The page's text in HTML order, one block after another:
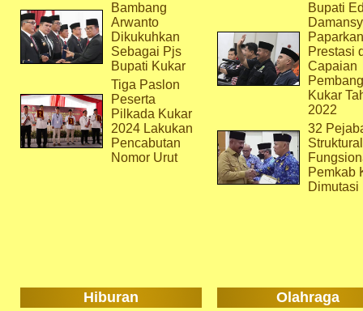
Bambang
Arwanto
Dikukuhkan
Sebagai Pjs
Bupati Kukar
Tiga Paslon
Peserta
Pilkada Kukar
2024 Lakukan
Pencabutan
Nomor Urut
Bupati
Paparkan
Prestasi
Capaian
Kukar
2022
32
Pemkab
Dimutasi
Hiburan Olahraga